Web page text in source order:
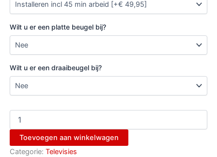
Wilt u er een platte beugel bij?
Wilt u er een draaibeugel bij?
Toevoegen aan winkelwagen
Categorie: Televisies